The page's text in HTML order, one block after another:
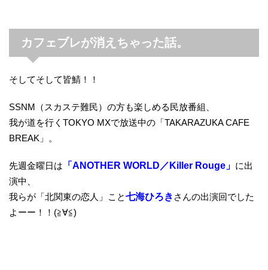
カフェブレが消えちゃった話。
そしてそして皆鯖！！
SSNM（スカステ難民）の方も楽しめる民放番組、
我が道を行くTOKYO MXで放送中の「TAKARAZUKA CAFE
BREAK」。
先週金曜日は 「ANOTHER WORLD／Killer Rouge」 に出
演中、
我らが「北関東の恋人」こと七海ひろき さんの出演回でした
よーー！！(≧∀≦)